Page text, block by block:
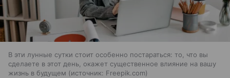
В эти лунные сутки стоит особенно постараться: то, что вы
сделаете в этот день, окажет существенное влияние на вашу
жизнь в будущем
источник: Freepik.com